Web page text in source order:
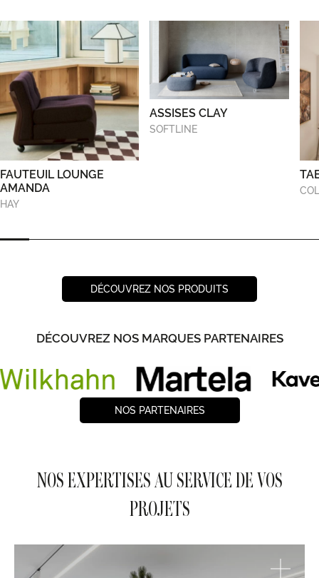
FAUTEUIL LOUNGE
AMANDA
HAY
ASSISES CLAY
SOFTLINE
DÉCOUVREZ NOS PRODUITS
DÉCOUVREZ NOS MARQUES PARTENAIRES
NOS PARTENAIRES
NOS EXPERTISES AU SERVICE DE VOS
PROJETS